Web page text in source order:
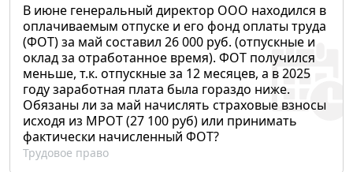
В июне генеральный директор ООО находился в
оплачиваемым отпуске и его фонд оплаты труда
(ФОТ) за май составил 26 000 руб. (отпускные и
оклад за отработанное время). ФОТ получился
меньше, т.к. отпускные за 12 месяцев, а в 2025
году заработная плата была гораздо ниже.
Обязаны ли за май начислять страховые взносы
исходя из МРОТ (27 100 руб) или принимать
фактически начисленный ФОТ?
Трудовое право